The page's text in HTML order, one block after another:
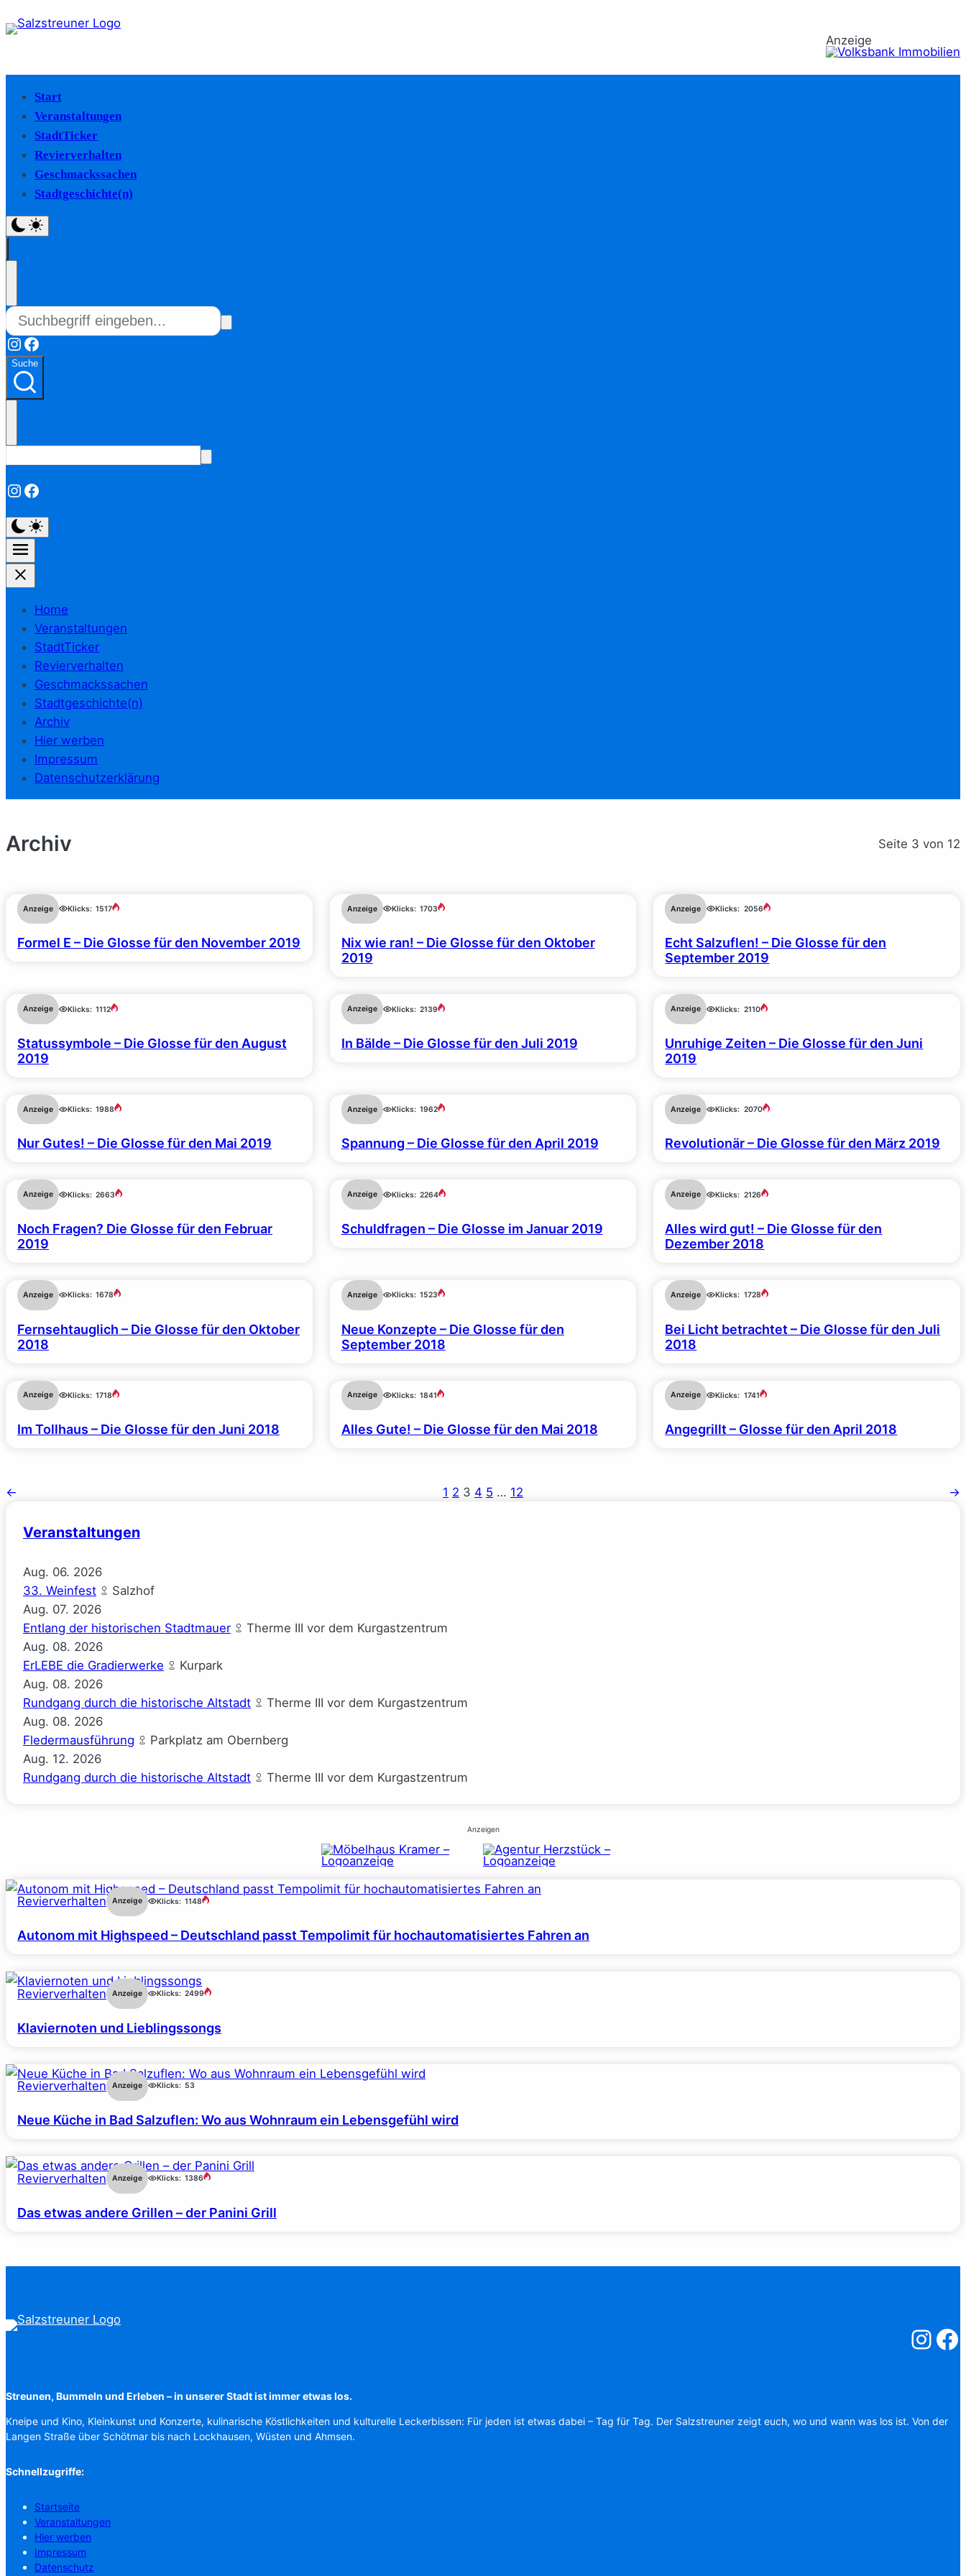
Anzeige
Start
Veranstaltungen
StadtTicker
Revierverhalten
Geschmackssachen
Stadtgeschichte(n)
Instagram
Facebook
Suche
Instagram
Facebook
Home
Veranstaltungen
StadtTicker
Revierverhalten
Geschmackssachen
Stadtgeschichte(n)
Archiv
Hier werben
Impressum
Datenschutzerklärung
Archiv Seite 3 von 12
Anzeige Klicks: 1517
Formel E – Die Glosse für den November 2019
Anzeige Klicks: 1703
Nix wie ran! – Die Glosse für den Oktober
2019
Anzeige Klicks: 2056
Echt Salzuflen! – Die Glosse für den
September 2019
Anzeige Klicks: 1112
Statussymbole – Die Glosse für den August
2019
Anzeige Klicks: 2139
In Bälde – Die Glosse für den Juli 2019
Anzeige Klicks: 2110
Unruhige Zeiten – Die Glosse für den Juni
2019
Anzeige Klicks: 1988
Nur Gutes! – Die Glosse für den Mai 2019
Anzeige Klicks: 1962
Spannung – Die Glosse für den April 2019
Anzeige Klicks: 2070
Revolutionär – Die Glosse für den März 2019
Anzeige Klicks: 2663
Noch Fragen? Die Glosse für den Februar
2019
Anzeige Klicks: 2264
Schuldfragen – Die Glosse im Januar 2019
Anzeige Klicks: 2126
Alles wird gut! – Die Glosse für den
Dezember 2018
Anzeige Klicks: 1678
Fernsehtauglich – Die Glosse für den Oktober
2018
Anzeige Klicks: 1523
Neue Konzepte – Die Glosse für den
September 2018
Anzeige Klicks: 1728
Bei Licht betrachtet – Die Glosse für den Juli
2018
Anzeige Klicks: 1718
Im Tollhaus – Die Glosse für den Juni 2018
Anzeige Klicks: 1841
Alles Gute! – Die Glosse für den Mai 2018
Anzeige Klicks: 1741
Angegrillt – Glosse für den April 2018
← 1 2 3 4 5 … 12 →
Veranstaltungen
Aug. 06. 2026
33. Weinfest
Salzhof
Aug. 07. 2026
Entlang der historischen Stadtmauer
Therme III vor dem Kurgastzentrum
Aug. 08. 2026
ErLEBE die Gradierwerke
Kurpark
Aug. 08. 2026
Rundgang durch die historische Altstadt
Therme III vor dem Kurgastzentrum
Aug. 08. 2026
Fledermausführung
Parkplatz am Obernberg
Aug. 12. 2026
Rundgang durch die historische Altstadt
Therme III vor dem Kurgastzentrum
Anzeigen
Revierverhalten Anzeige Klicks: 1148
Autonom mit Highspeed – Deutschland passt Tempolimit für hochautomatisiertes Fahren an
Revierverhalten Anzeige Klicks: 2499
Klaviernoten und Lieblingssongs
Revierverhalten Anzeige Klicks: 53
Neue Küche in Bad Salzuflen: Wo aus Wohnraum ein Lebensgefühl wird
Revierverhalten Anzeige Klicks: 1386
Das etwas andere Grillen – der Panini Grill
Streunen, Bummeln und Erleben – in unserer Stadt ist immer etwas los.
Kneipe und Kino, Kleinkunst und Konzerte, kulinarische Köstlichkeiten und kulturelle Leckerbissen: Für jeden ist etwas dabei – Tag für Tag. Der Salzstreuner zeigt euch, wo und wann was los ist. Von der
Langen Straße über Schötmar bis nach Lockhausen, Wüsten und Ahmsen.
Schnellzugriffe:
Startseite
Veranstaltungen
Hier werben
Impressum
Datenschutz